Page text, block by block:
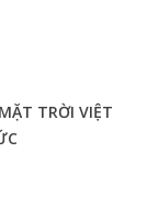
TRỜI VIỆT